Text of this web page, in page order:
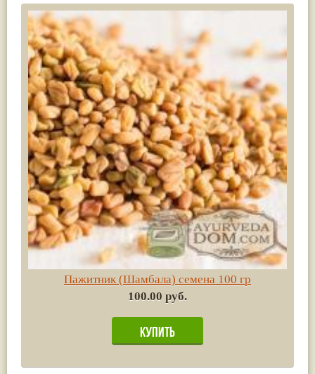
Пажитник (Шамбала) семена 100 гр
100.00 руб.